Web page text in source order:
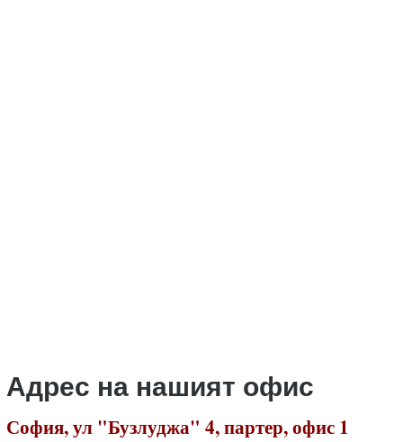
Адрес на нашият офис
София, ул "Бузлуджа" 4, партер, офис 1